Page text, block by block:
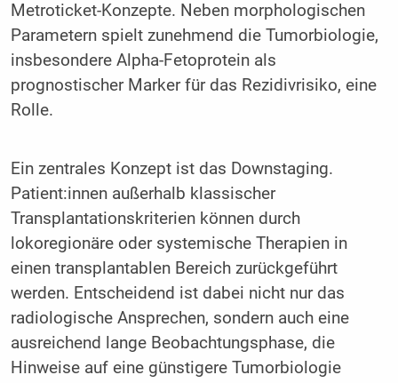
Metroticket-Konzepte. Neben morphologischen
Parametern spielt zunehmend die Tumorbiologie,
insbesondere Alpha-Fetoprotein als
prognostischer Marker für das Rezidivrisiko, eine
Rolle.
Ein zentrales Konzept ist das Downstaging.
Patient:innen außerhalb klassischer
Transplantationskriterien können durch
lokoregionäre oder systemische Therapien in
einen transplantablen Bereich zurückgeführt
werden. Entscheidend ist dabei nicht nur das
radiologische Ansprechen, sondern auch eine
ausreichend lange Beobachtungsphase, die
Hinweise auf eine günstigere Tumorbiologie